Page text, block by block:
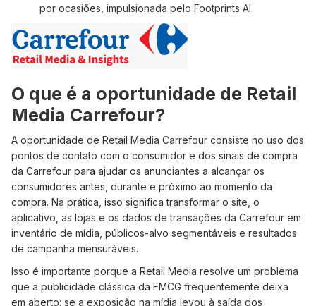
por ocasiões, impulsionada pelo Footprints AI
O que é a oportunidade de Retail
Media Carrefour?
A oportunidade de Retail Media Carrefour consiste no uso dos
pontos de contato com o consumidor e dos sinais de compra
da Carrefour para ajudar os anunciantes a alcançar os
consumidores antes, durante e próximo ao momento da
compra. Na prática, isso significa transformar o site, o
aplicativo, as lojas e os dados de transações da Carrefour em
inventário de mídia, públicos-alvo segmentáveis e resultados
de campanha mensuráveis.
Isso é importante porque a Retail Media resolve um problema
que a publicidade clássica da FMCG frequentemente deixa
em aberto: se a exposição na mídia levou à saída dos